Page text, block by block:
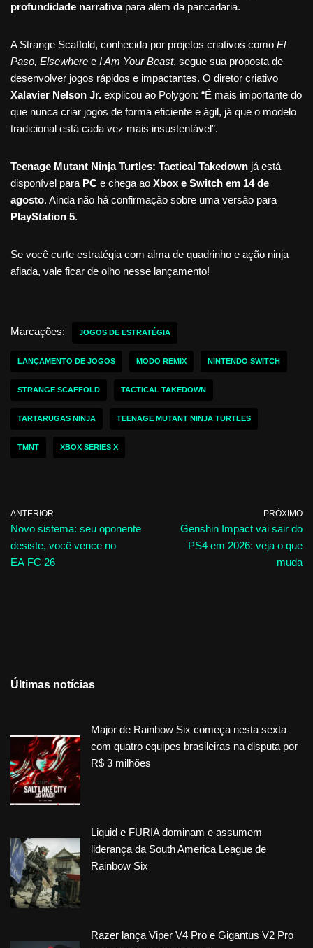
profundidade narrativapara além da pancadaria.
A Strange Scaffold, conhecida por projetos criativos como El
Paso, Elsewhere e I Am Your Beast, segue sua proposta de
desenvolver jogos rápidos e impactantes. O diretor criativo
Xalavier Nelson Jr. explicou ao Polygon: “É mais importante do
que nunca criar jogos de forma eficiente e ágil, já que o modelo
tradicional está cada vez mais insustentável”.
Teenage Mutant Ninja Turtles: Tactical Takedown já está
disponível para PC e chega ao Xbox e Switch em 14 de
agosto. Ainda não há confirmação sobre uma versão para
PlayStation 5.
Se você curte estratégia com alma de quadrinho e ação ninja
afiada, vale ficar de olho nesse lançamento!
Marcações: JOGOS DE ESTRATÉGIA
LANÇAMENTO DE JOGOS MODO REMIX NINTENDO SWITCH
STRANGE SCAFFOLD TACTICAL TAKEDOWN
TARTARUGAS NINJA TEENAGE MUTANT NINJA TURTLES
TMNT XBOX SERIES X
ANTERIOR
Novo sistema: seu oponente
desiste, você vence no
EA FC 26
PRÓXIMO
Genshin Impact vai sair do
PS4 em 2026: veja o que
muda
Últimas notícias
Major de Rainbow Six começa nesta sexta
com quatro equipes brasileiras na disputa por
R$ 3 milhões
Liquid e FURIA dominam e assumem
liderança da South America League de
Rainbow Six
Razer lança Viper V4 Pro e Gigantus V2 Pro